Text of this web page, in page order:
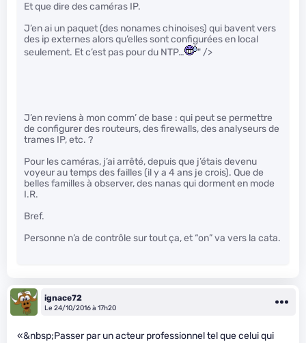
Et que dire des caméras IP.
J’en ai un paquet (des nonames chinoises) qui bavent vers
des ip externes alors qu’elles sont configurées en local
seulement. Et c’est pas pour du NTP…
" />
J’en reviens à mon comm’ de base : qui peut se permettre
de configurer des routeurs, des firewalls, des analyseurs de
trames IP, etc. ?
Pour les caméras, j’ai arrêté, depuis que j’étais devenu
voyeur au temps des failles (il y a 4 ans je crois). Que de
belles familles à observer, des nanas qui dorment en mode
I.R.
Bref.
Personne n’a de contrôle sur tout ça, et “on” va vers la cata.
ignace72
Le 24/10/2016 à 17h20
«&nbsp;Passer par un acteur professionnel tel que celui qui